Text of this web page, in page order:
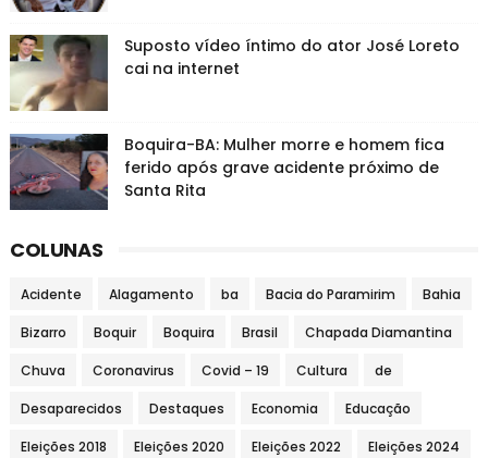
Suposto vídeo íntimo do ator José Loreto
cai na internet
Boquira-BA: Mulher morre e homem fica
ferido após grave acidente próximo de
Santa Rita
COLUNAS
Acidente Alagamento ba Bacia do Paramirim Bahia
Bizarro Boquir Boquira Brasil Chapada Diamantina
Chuva Coronavirus Covid – 19 Cultura de
Desaparecidos Destaques Economia Educação
Eleições 2018 Eleições 2020 Eleições 2022 Eleições 2024